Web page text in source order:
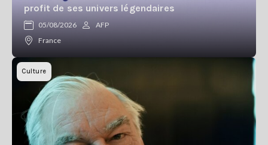
profit de ses univers légendaires
05/08/2026
AFP
France
Culture